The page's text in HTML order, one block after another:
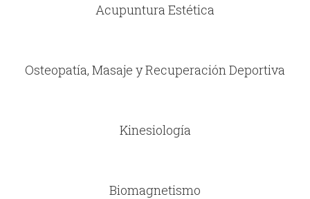
Acupuntura Estética
Osteopatía, Masaje y Recuperación Deportiva
Kinesiología
Biomagnetismo